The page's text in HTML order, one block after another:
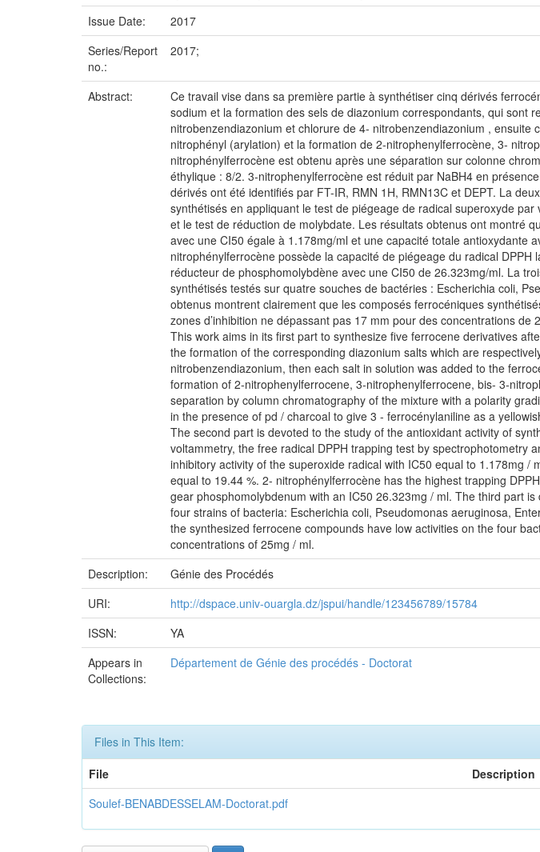
Issue Date:
2017
Series/Report
no.:
2017;
Abstract:
Ce travail vise dans sa première partie à synthétiser cinq dérivés
sodium et la formation des sels de diazonium correspondants, qui sont
nitrobenzendiazonium et chlorure de 4- nitrobenzendiazonium ,
nitrophényl (arylation) et la formation de 2-nitrophenylferrocène, 3-
nitrophénylferrocène est obtenu après une séparation sur colonne
éthylique : 8/2. 3-nitrophenylferrocène est réduit par NaBH4 en
dérivés ont été identifiés par FT-IR, RMN 1H, RMN13C et DEPT. La
synthétisés en appliquant le test de piégeage de radical superoxyde
et le test de réduction de molybdate. Les résultats obtenus ont montré
avec une CI50 égale à 1.178mg/ml et une capacité totale antioxydante
nitrophénylferrocène possède la capacité de piégeage du radical
réducteur de phosphomolybdène avec une CI50 de 26.323mg/ml. La
synthétisés testés sur quatre souches de bactéries : Escherichia coli,
obtenus montrent clairement que les composés ferrocéniques
zones d’inhibition ne dépassant pas 17 mm pour des concentrations de
This work aims in its first part to synthesize five ferrocene derivatives
the formation of the corresponding diazonium salts which are
nitrobenzendiazonium, then each salt in solution was added to the
formation of 2-nitrophenylferrocene, 3-nitrophenylferrocene, bis- 3-
separation by column chromatography of the mixture with a polarity
in the presence of pd / charcoal to give 3 - ferrocénylaniline as a
The second part is devoted to the study of the antioxidant activity of
voltammetry, the free radical DPPH trapping test by
inhibitory activity of the superoxide radical with IC50 equal to 1.178mg
equal to 19.44 %. 2- nitrophénylferrocène has the highest trapping
gear phosphomolybdenum with an IC50 26.323mg / ml. The third part
four strains of bacteria: Escherichia coli, Pseudomonas aeruginosa,
the synthesized ferrocene compounds have low activities on the four
concentrations of 25mg / ml.
Description:
Génie des Procédés
URI:
http://dspace.univ-ouargla.dz/jspui/handle/123456789/15784
ISSN:
YA
Appears in
Collections:
Département de Génie des procédés - Doctorat
Files in This Item:
File
Description
Soulef-BENABDESSELAM-Doctorat.pdf